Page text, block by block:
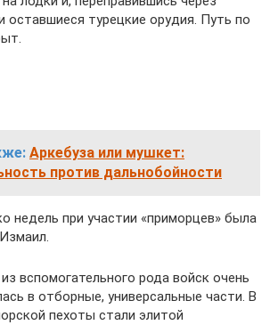
оставшиеся турецкие орудия. Путь по
Аркебуза или мушкет:
против дальнобойности
недель при участии «приморцев» была
вспомогательного рода войск очень
в отборные, универсальные части. В
пехоты стали элитой